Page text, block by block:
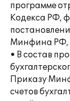
программе
Кодекса РФ,
Минфина РФ,
• В состав
Приказу
счетов